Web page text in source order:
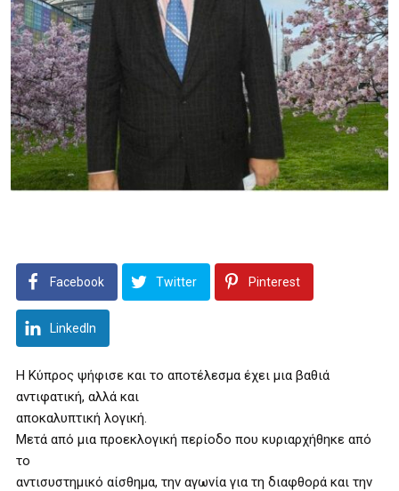
Facebook Twitter Pinterest
LinkedIn
Η Κύπρος ψήφισε και το αποτέλεσμα έχει μια βαθιά
αντιφατική, αλλά και
αποκαλυπτική λογική.
Μετά από μια προεκλογική περίοδο που κυριαρχήθηκε από
το
αντισυστημικό αίσθημα, την αγωνία για τη διαφθορά και την